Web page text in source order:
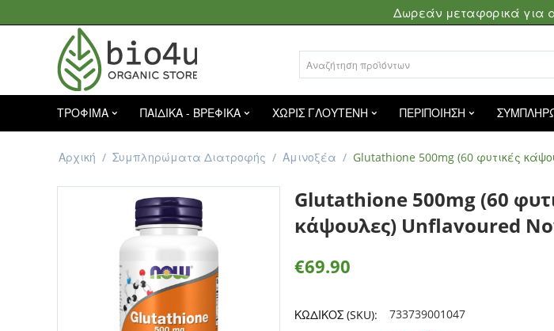
Δωρεάν μεταφορικά για
ΤΡΟΦΙΜΑ ΠΑΙΔΙΚΑ - ΒΡΕΦΙΚΑ ΧΩΡΙΣ ΓΛΟΥΤΕΝΗ ΠΕΡΙΠΟΙΗΣΗ
Αρχική / Συμπληρώματα Διατροφής / Αμινοξέα / Glutathione 500mg (60 φυτικές
Glutathione 500mg (60
κάψουλες) Unflavoured
€69.90
ΚΩΔΙΚΟΣ (SKU):
733739001047